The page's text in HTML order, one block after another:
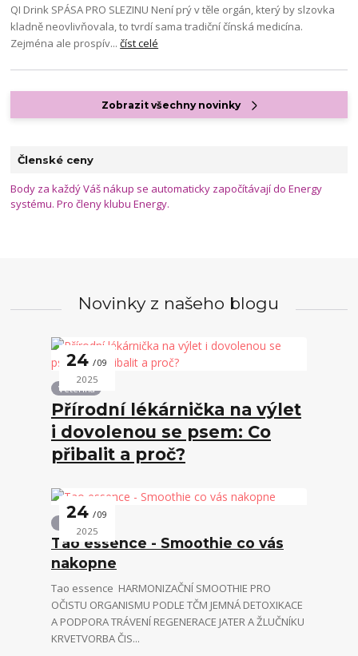
QI Drink SPÁSA PRO SLEZINU Není prý v těle orgán, který by slzovka
kladně neovlivňovala, to tvrdí sama tradiční čínská medicína.
Zejména ale prospív...číst celé
Zobrazit všechny novinky
Členské ceny
Body za každý Váš nákup se automaticky započítávají do Energy
systému. Pro členy klubu Energy.
Novinky z našeho blogu
24 09
2025
Veterina
Přírodní lékárnička na výlet
i dovolenou se psem: Co
přibalit a proč?
24 09
2025
Tao essence - Smoothie co vás
nakopne
Tao essence HARMONIZAČNÍ SMOOTHIE PRO
OČISTU ORGANISMU PODLE TČM JEMNÁ DETOXIKACE
A PODPORA TRÁVENÍ REGENERACE JATER A ŽLUČNÍKU
KRVETVORBA ČIS...